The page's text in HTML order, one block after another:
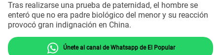
Tras realizarse una prueba de paternidad, el hombre se
enteró que no era padre biológico del menor y su reacción
provocó gran indignación en China.
Únete al canal de Whatsapp de El Popular